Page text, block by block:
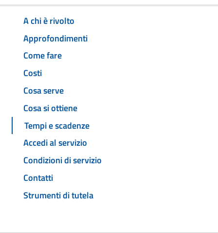
A chi è rivolto
Approfondimenti
Come fare
Costi
Cosa serve
Cosa si ottiene
Tempi e scadenze
Accedi al servizio
Condizioni di servizio
Contatti
Strumenti di tutela